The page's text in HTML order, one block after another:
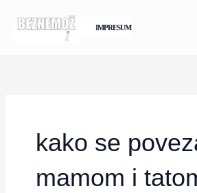
IMPRESUM
kako se
mamom i